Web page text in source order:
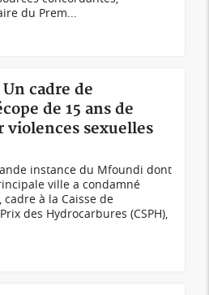
du Prem...
cadre de
de 15 ans de
sexuelles
instance du Mfoundi dont
ville a condamné
cadre à la Caisse de
des Hydrocarbures (CSPH),